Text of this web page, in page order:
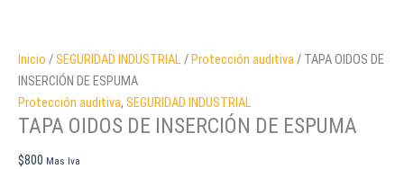
Inicio /SEGURIDAD INDUSTRIAL/Protección auditiva/ TAPA OIDOS DE
INSERCIÓN DE ESPUMA
Protección auditiva, SEGURIDAD INDUSTRIAL
TAPA OIDOS DE INSERCIÓN DE ESPUMA
$800 Mas Iva